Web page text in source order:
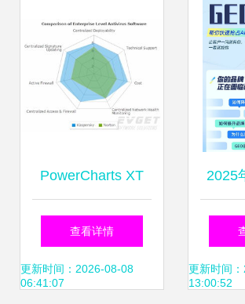
标尺
PowerCharts XT
专业领域高级图表
控件全面指南
查看详情
更新时间：2026-08-08
06:41:07
2025
营销
分析
更新时间
13:00:52